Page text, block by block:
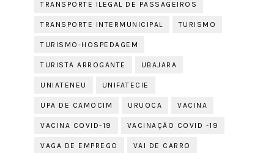
TRANSPORTE ILEGAL DE PASSAGEIROS
TRANSPORTE INTERMUNICIPAL TURISMO
TURISMO-HOSPEDAGEM
TURISTA ARROGANTE UBAJARA
UNIATENEU UNIFATECIE
UPA DE CAMOCIM URUOCA VACINA
VACINA COVID-19 VACINAÇÃO COVID -19
VAGA DE EMPREGO VAI DE CARRO